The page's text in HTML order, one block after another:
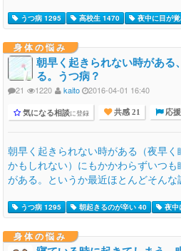
うつ病 1295 高校生 1470 夜中に目が
身体の悩み
朝早く起きられない時がある
る。うつ病？
21 1220 kaito 2016-04-01 16:40
気になる相談に登録 共感 21 応援
朝早く起きられない時がある（夜早
かもしれない）にもかかわらずいつ
がある。というか最近ほとんどそんな
うつ病 1295 朝起きるのが辛い 40 夜中
身体の悩み